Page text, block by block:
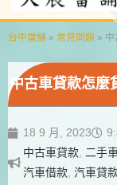
台中當舖 » 常見問題 » 中
中古車貸款怎麼
18 9 月, 2023
中古車貸款, 二手
汽車借款, 汽車貸